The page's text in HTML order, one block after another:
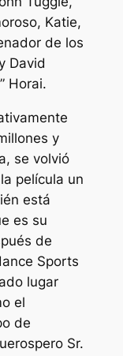
Katie,
de los
David
Horai.
y
se volvió
película un
está
es su
de
Sports
lugar
el
de
peroSr.